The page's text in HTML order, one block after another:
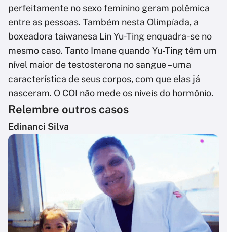
perfeitamente no sexo feminino geram polêmica
entre as pessoas. Também nesta Olimpíada, a
boxeadora taiwanesa Lin Yu-Ting enquadra-se no
mesmo caso. Tanto Imane quando Yu-Ting têm um
nível maior de testosterona no sangue – uma
característica de seus corpos, com que elas já
nasceram. O COI não mede os níveis do hormônio.
Relembre outros casos
Edinanci Silva